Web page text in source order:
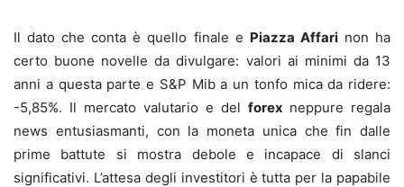
Il dato che conta è quello finale e Piazza Affarinon ha
certo buone novelle da divulgare: valori ai minimi da 13
anni a questa parte e S&P Mib a un tonfo mica da ridere:
-5,85%. Il mercato valutario e del forex neppure regala
news entusiasmanti, con la moneta unica che fin dalle
prime battute si mostra debole e incapace di slanci
significativi. L’attesa degli investitori è tutta per la papabile